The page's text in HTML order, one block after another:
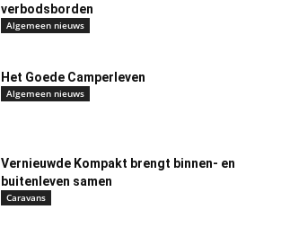
verbodsborden
Algemeen nieuws
Het Goede Camperleven
Algemeen nieuws
Vernieuwde Kompakt brengt binnen- en
buitenleven samen
Caravans